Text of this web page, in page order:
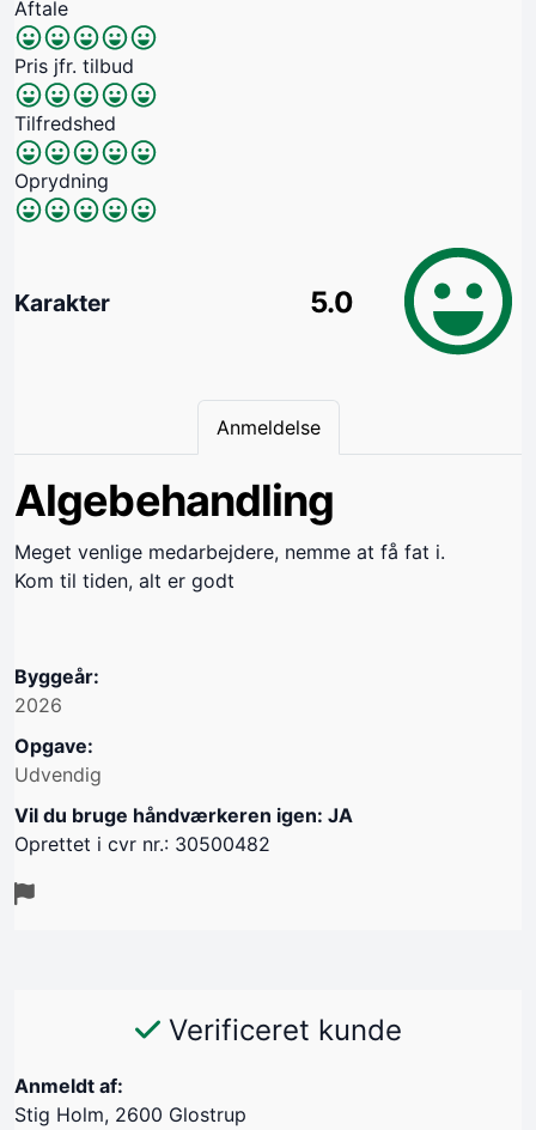
Aftale
Pris jfr. tilbud
Tilfredshed
Oprydning
Karakter 5.0
Anmeldelse
Algebehandling
Meget venlige medarbejdere, nemme at få fat i.
Kom til tiden, alt er godt
Byggeår:
2026
Opgave:
Udvendig
Vil du bruge håndværkeren igen: JA
Oprettet i cvr nr.: 30500482
Verificeret kunde
Anmeldt af:
Stig Holm, 2600 Glostrup